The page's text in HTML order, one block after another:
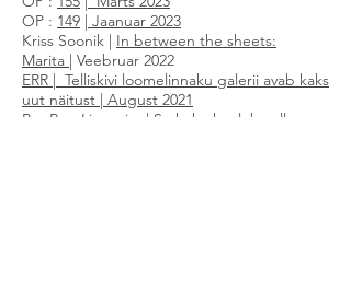
OP : 149 | Jaanuar 2023
Kriss Soonik | In between the sheets:
Marita | Veebruar 2022
ERR | Telliskivi loomelinnaku galerii avab kaks
uut näitust | August 2021
BonBon Lingerie | Su keha kuulub sulle,